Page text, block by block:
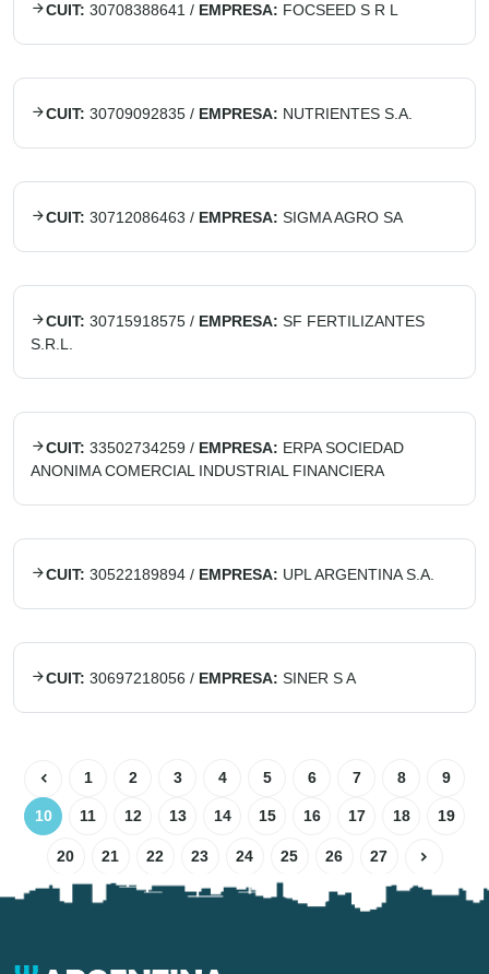
CUIT: 30708388641 / EMPRESA: FOCSEED S R L
CUIT: 30709092835 / EMPRESA: NUTRIENTES S.A.
CUIT: 30712086463 / EMPRESA: SIGMA AGRO SA
CUIT: 30715918575 / EMPRESA: SF FERTILIZANTES
S.R.L.
CUIT: 33502734259 / EMPRESA: ERPA SOCIEDAD
ANONIMA COMERCIAL INDUSTRIAL FINANCIERA
CUIT: 30522189894 / EMPRESA: UPL ARGENTINA S.A.
CUIT: 30697218056 / EMPRESA: SINER S A
1 2 3 4 5 6 7 8 9
10 11 12 13 14 15 16 17 18 19
20 21 22 23 24 25 26 27